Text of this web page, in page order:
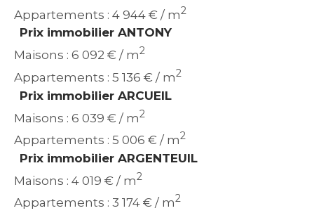
Appartements : 4 944 € / m2
Prix immobilier ANTONY
Maisons : 6 092 € / m2
Appartements : 5 136 € / m2
Prix immobilier ARCUEIL
Maisons : 6 039 € / m2
Appartements : 5 006 € / m2
Prix immobilier ARGENTEUIL
Maisons : 4 019 € / m2
Appartements : 3 174 € / m2